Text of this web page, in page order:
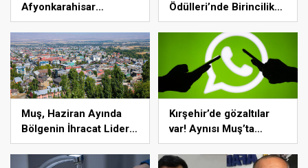
Afyonkarahisar
Kampında 2. Etap
Hazırlıklarına Başladı
Ödülleri’nde Birincilik
Mustafa Kılıç’ın Oldu
Muş, Haziran Ayında
Bölgenin İhracat Lideri
Oldu
Kırşehir’de gözaltılar
var! Aynısı Muş’ta
olursa cezası ağır olur